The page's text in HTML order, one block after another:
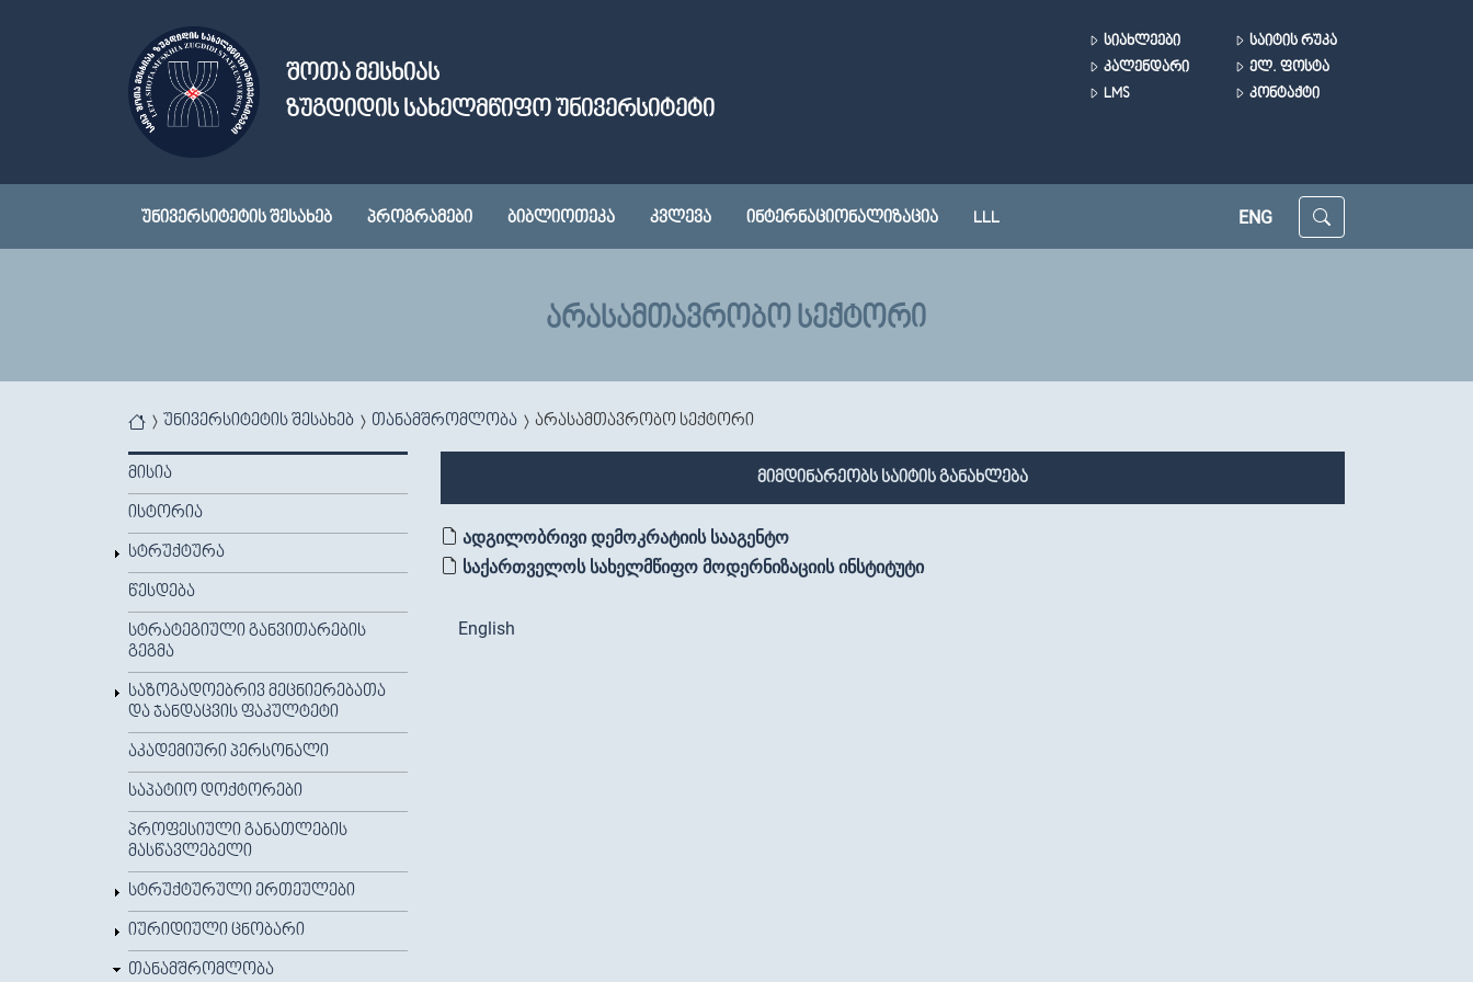
ᲨᲝᲗᲐ ᲛᲔᲡᲮᲘᲐᲡ
ᲖᲣᲒᲓᲘᲓᲘᲡ ᲡᲐᲮᲔᲚᲛᲬᲘᲤᲝ ᲣᲜᲘᲕᲔᲠᲡᲘᲢᲔᲢᲘ
ᲡᲘᲐᲮᲚᲔᲔᲑᲘ
ᲙᲐᲚᲔᲜᲓᲐᲠᲘ
LMS
ᲡᲐᲘᲢᲘᲡ ᲠᲣᲙᲐ
ᲔᲚ. ᲤᲝᲡᲢᲐ
ᲙᲝᲜᲢᲐᲥᲢᲘ
ᲣᲜᲘᲕᲔᲠᲡᲘᲢᲔᲢᲘᲡ ᲨᲔᲡᲐᲮᲔᲑ ᲞᲠᲝᲒᲠᲐᲛᲔᲑᲘ ᲑᲘᲑᲚᲘᲝᲗᲔᲙᲐ ᲙᲕᲚᲔᲕᲐ ᲘᲜᲢᲔᲠᲜᲐᲪᲘᲝᲜᲐᲚᲘᲖᲐᲪᲘᲐ LLL ENG
ᲐᲠᲐᲡᲐᲛᲗᲐᲕᲠᲝᲑᲝ ᲡᲔᲥᲢᲝᲠᲘ
You are here
უნივერსიტეტის შესახებ თანამშრომლობა არასამთავრობო სექტორი
ᲛᲘᲡᲘᲐ
ᲘᲡᲢᲝᲠᲘᲐ
ᲡᲢᲠᲣᲥᲢᲣᲠᲐ
ᲬᲔᲡᲓᲔᲑᲐ
ᲡᲢᲠᲐᲢᲔᲒᲘᲣᲚᲘ ᲒᲐᲜᲕᲘᲗᲐᲠᲔᲑᲘᲡ
ᲒᲔᲒᲛᲐ
ᲡᲐᲖᲝᲒᲐᲓᲝᲔᲑᲠᲘᲕ ᲛᲔᲪᲜᲘᲔᲠᲔᲑᲐᲗᲐ
ᲓᲐ ᲯᲐᲜᲓᲐᲪᲕᲘᲡ ᲤᲐᲙᲣᲚᲢᲔᲢᲘ
ᲐᲙᲐᲓᲔᲛᲘᲣᲠᲘ ᲞᲔᲠᲡᲝᲜᲐᲚᲘ
ᲡᲐᲞᲐᲢᲘᲝ ᲓᲝᲥᲢᲝᲠᲔᲑᲘ
ᲞᲠᲝᲤᲔᲡᲘᲣᲚᲘ ᲒᲐᲜᲐᲗᲚᲔᲑᲘᲡ
ᲛᲐᲡᲬᲐᲕᲚᲔᲑᲔᲚᲘ
ᲡᲢᲠᲣᲥᲢᲣᲠᲣᲚᲘ ᲔᲠᲗᲔᲣᲚᲔᲑᲘ
ᲘᲣᲠᲘᲓᲘᲣᲚᲘ ᲪᲜᲝᲑᲐᲠᲘ
ᲗᲐᲜᲐᲛᲨᲠᲝᲛᲚᲝᲑᲐ
მიმდინარეობს საიტის განახლება
ადგილობრივი დემოკრატიის სააგენტო
საქართველოს სახელმწიფო მოდერნიზაციის ინსტიტუტი
English